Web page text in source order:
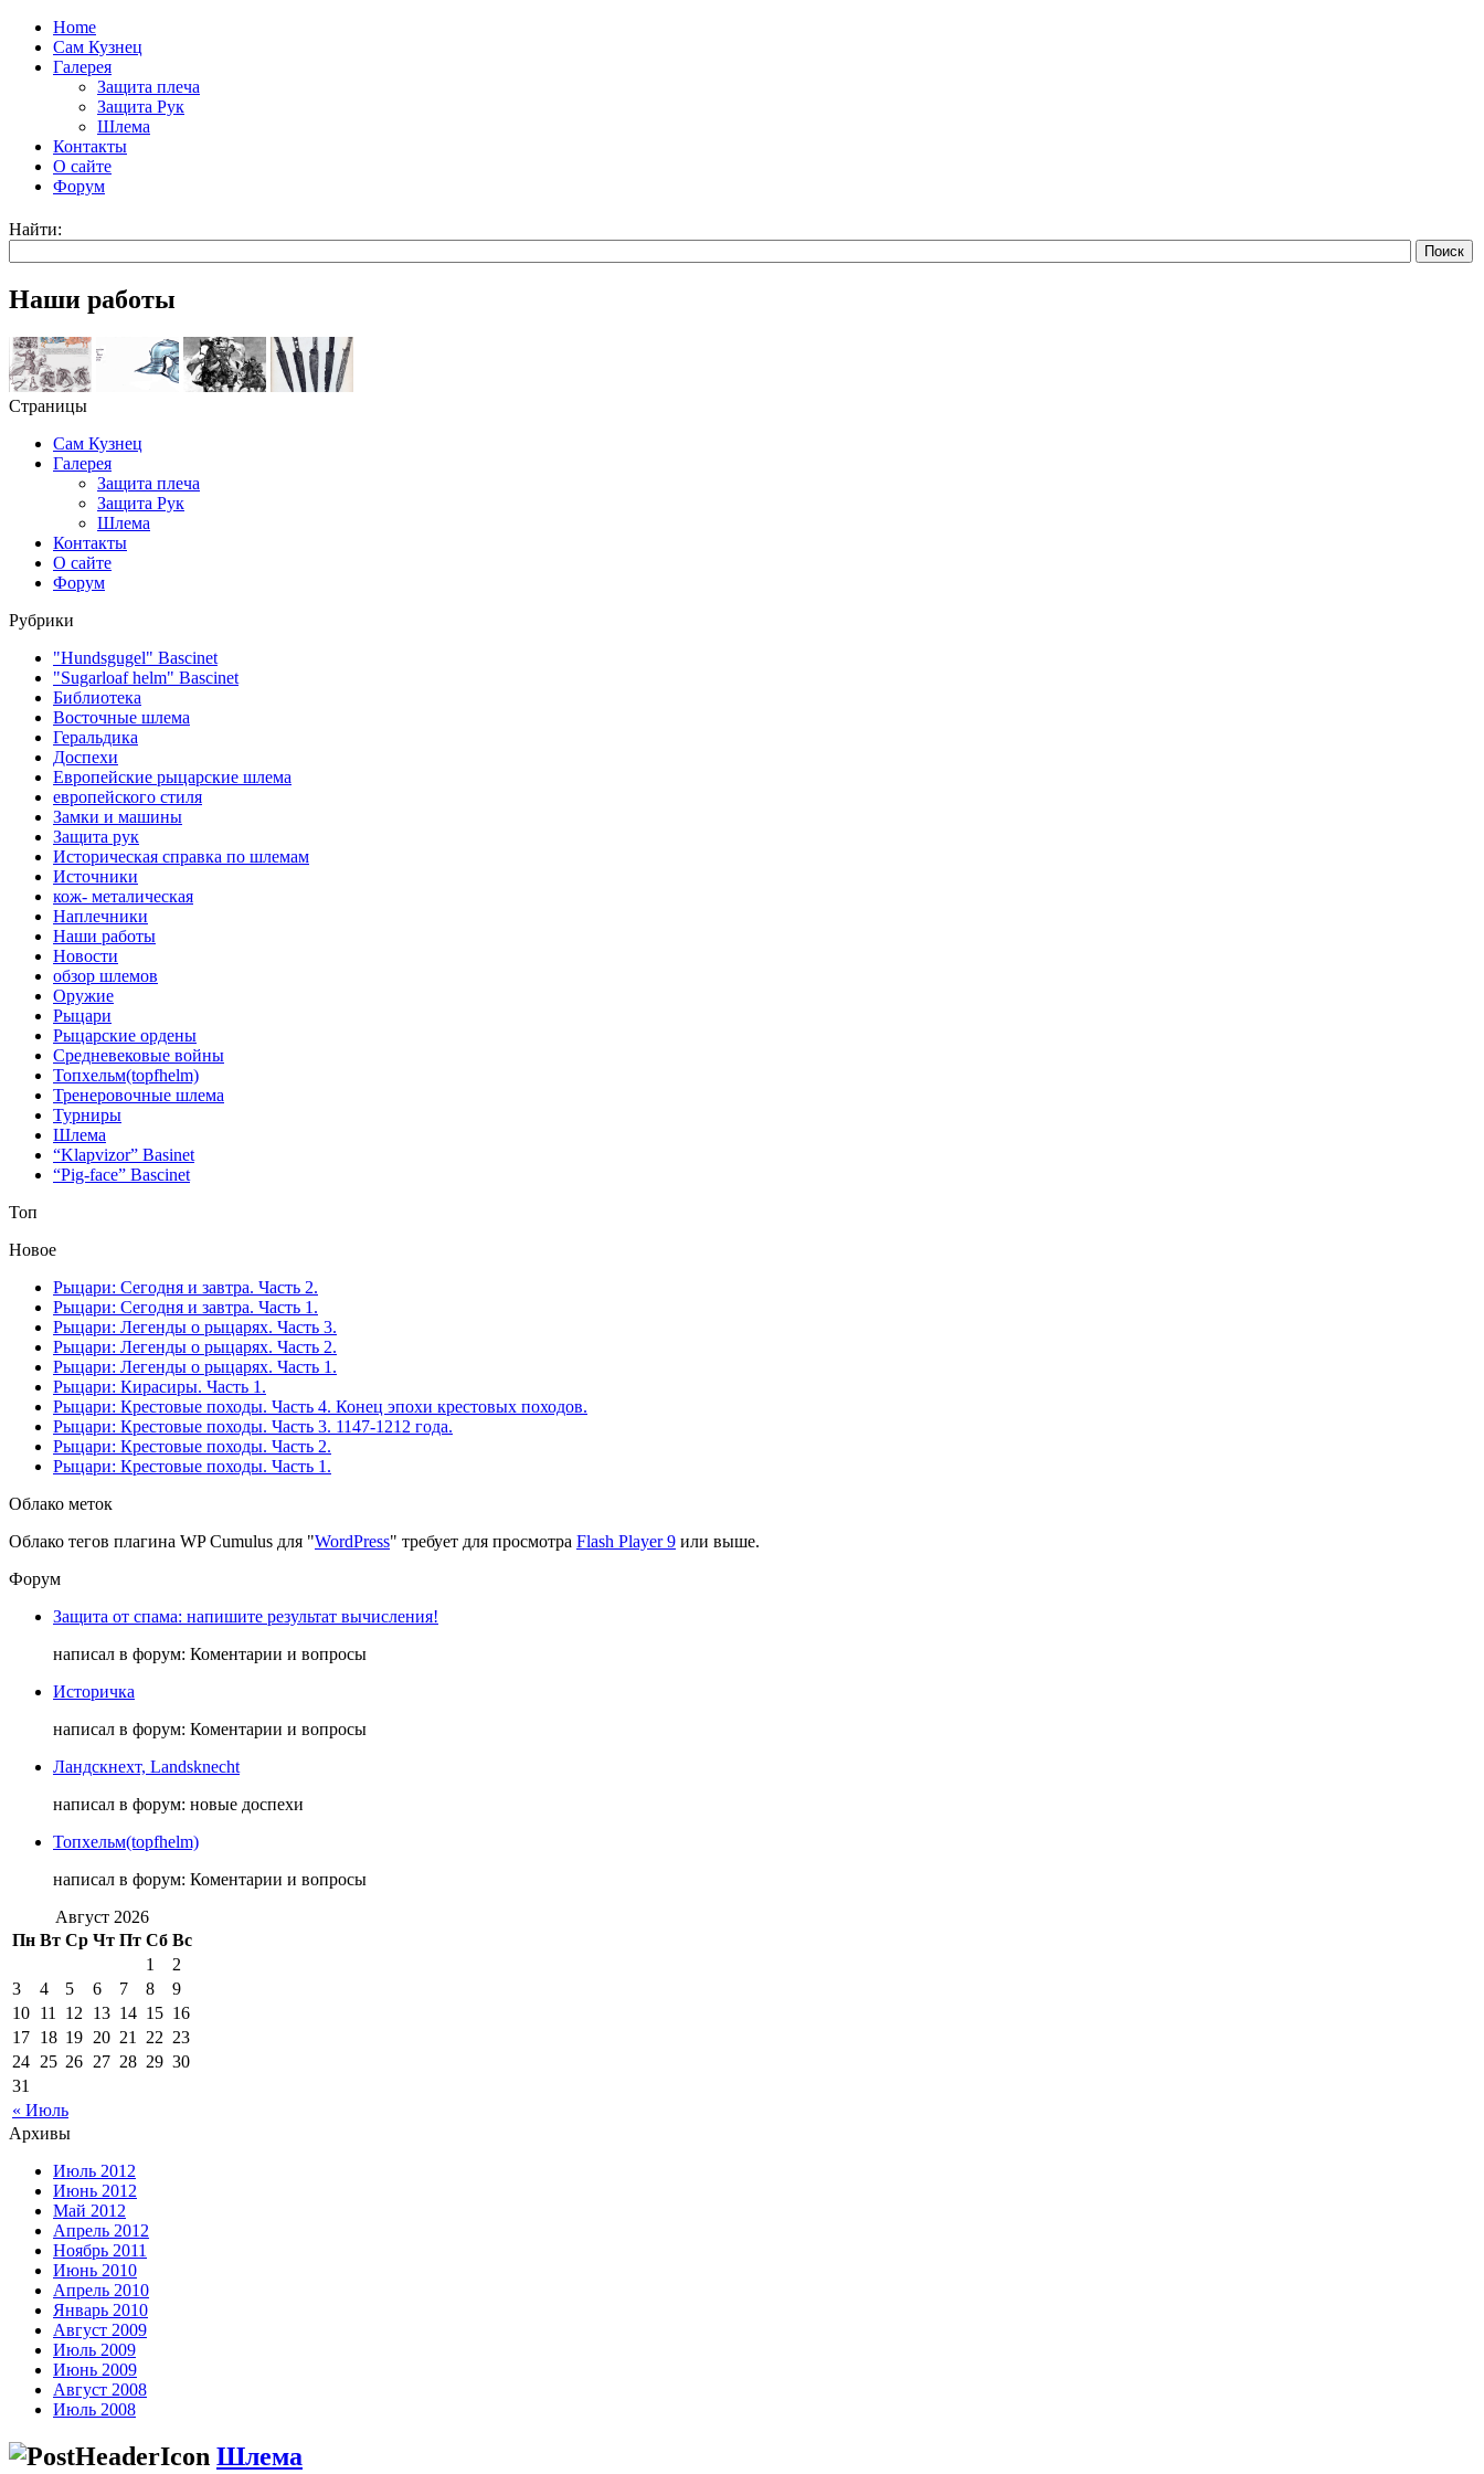
Home
Сам Кузнец
Галерея
Защита плеча
Защита Рук
Шлема
Контакты
О сайте
Форум
Найти:
Поиск
Наши работы
Страницы
Сам Кузнец
Галерея
Защита плеча
Защита Рук
Шлема
Контакты
О сайте
Форум
Рубрики
"Hundsgugel" Bascinet
"Sugarloaf helm" Bascinet
Библиотека
Восточные шлема
Геральдика
Доспехи
Европейские рыцарские шлема
европейского стиля
Замки и машины
Защита рук
Историческая справка по шлемам
Источники
кож- металическая
Наплечники
Наши работы
Новости
обзор шлемов
Оружие
Рыцари
Рыцарские ордены
Средневековые войны
Топхельм(topfhelm)
Тренеровочные шлема
Турниры
Шлема
“Klapvizor” Basinet
“Pig-face” Bascinet
Топ
Новое
Рыцари: Сегодня и завтра. Часть 2.
Рыцари: Сегодня и завтра. Часть 1.
Рыцари: Легенды о рыцарях. Часть 3.
Рыцари: Легенды о рыцарях. Часть 2.
Рыцари: Легенды о рыцарях. Часть 1.
Рыцари: Кирасиры. Часть 1.
Рыцари: Крестовые походы. Часть 4. Конец эпохи крестовых походов.
Рыцари: Крестовые походы. Часть 3. 1147-1212 года.
Рыцари: Крестовые походы. Часть 2.
Рыцари: Крестовые походы. Часть 1.
Облако меток
Облако тегов плагина WP Cumulus для "WordPress" требует для просмотра Flash Player 9 или выше.
Форум
Защита от спама: напишите результат вычисления!
написал в форум: Коментарии и вопросы
Историчка
написал в форум: Коментарии и вопросы
Ландскнехт, Landsknecht
написал в форум: новые доспехи
Топхельм(topfhelm)
написал в форум: Коментарии и вопросы
Август 2026
Пн Вт Ср Чт Пт Сб Вс
« Июль
1
2
3
4 5 6 7 8
9
10 11 12 13 14 15 16
17 18 19 20 21 22 23
24 25 26 27 28 29 30
31
Архивы
Июль 2012
Июнь 2012
Май 2012
Апрель 2012
Ноябрь 2011
Июнь 2010
Апрель 2010
Январь 2010
Август 2009
Июль 2009
Июнь 2009
Август 2008
Июль 2008
Шлема